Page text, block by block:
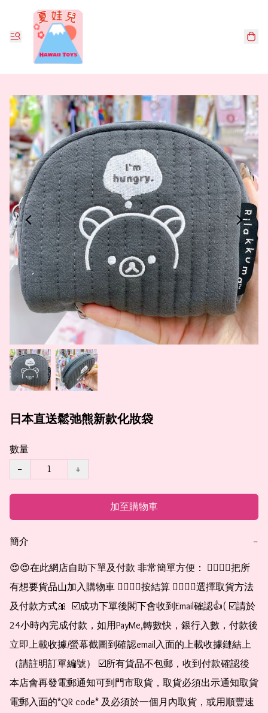
日本直送鬆弛熊新款化妝袋
數量
−
+
加至購物車
簡介 −
😍😍在此網店自助下單及付款 非常簡單方便： 👉🏻👉🏻把所
有想要貨品山加入購物車 👉🏻👉🏻按結算 👉🏻👉🏻選擇取貨方法
及付款方式🎀  ☑️成功下單後閣下會收到Email確認👍( ☑️請於
24小時內完成付款，如用PayMe,轉數快，銀行入數，付款後
立即上載收據/螢幕截圖到確認email入面的上載收據鏈結上
（請註明訂單編號） ☑️所有貨品不包郵，收到付款確認後
本店會再發電郵通知可到門市取貨，取貨必須出示通知取貨
電郵入面的*QR code* 及必須於一個月內取貨，或用順豐速